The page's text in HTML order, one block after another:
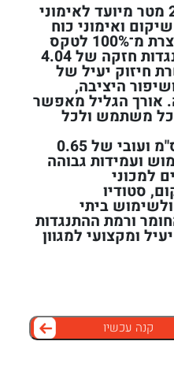
בודי בנד כחול באורך 25 מטר מיועד לאימוני
ואימוני כוח
מתקדמים. הגומייה מיוצרת מ־100% לטקס
טבעי ומספקת רמת התנגדות חזקה של 4.04
חיזוק יעיל של
היציבה,
אורך הגליל מאפשר
משתמש ולכל
כמו כן, רוחב של 14.5 ס"מ ועובי של 0.65
ועמידות גבוהה
למכוני
סטודיו
ביתי
ורמת ההתנגדות
ומקצועי למגוון
קנה עכשיו